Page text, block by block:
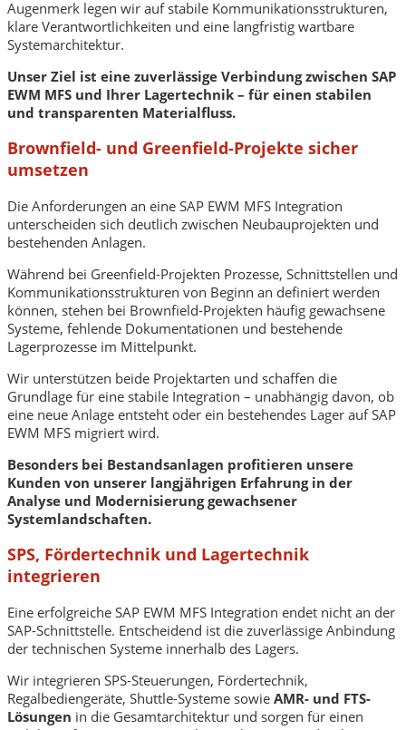
Augenmerk legen wir auf stabile Kommunikationsstrukturen,
klare Verantwortlichkeiten und eine langfristig wartbare
Systemarchitektur.
Unser Ziel ist eine zuverlässige Verbindung zwischen SAP
EWM MFS und Ihrer Lagertechnik – für einen stabilen
und transparenten Materialfluss.
Brownfield- und Greenfield-Projekte sicher
umsetzen
Die Anforderungen an eine SAP EWM MFS Integration
unterscheiden sich deutlich zwischen Neubauprojekten und
bestehenden Anlagen.
Während bei Greenfield-Projekten Prozesse, Schnittstellen und
Kommunikationsstrukturen von Beginn an definiert werden
können, stehen bei Brownfield-Projekten häufig gewachsene
Systeme, fehlende Dokumentationen und bestehende
Lagerprozesse im Mittelpunkt.
Wir unterstützen beide Projektarten und schaffen die
Grundlage für eine stabile Integration – unabhängig davon, ob
eine neue Anlage entsteht oder ein bestehendes Lager auf SAP
EWM MFS migriert wird.
Besonders bei Bestandsanlagen profitieren unsere
Kunden von unserer langjährigen Erfahrung in der
Analyse und Modernisierung gewachsener
Systemlandschaften.
SPS, Fördertechnik und Lagertechnik
integrieren
Eine erfolgreiche SAP EWM MFS Integration endet nicht an der
SAP-Schnittstelle. Entscheidend ist die zuverlässige Anbindung
der technischen Systeme innerhalb des Lagers.
Wir integrieren SPS-Steuerungen, Fördertechnik,
Regalbediengeräte, Shuttle-Systeme sowie AMR- und FTS-
Lösungen in die Gesamtarchitektur und sorgen für einen